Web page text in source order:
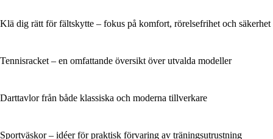
Klä dig rätt för fältskytte – fokus på komfort, rörelsefrihet och säkerhet
Tennisracket – en omfattande översikt över utvalda modeller
Darttavlor från både klassiska och moderna tillverkare
Sportväskor – idéer för praktisk förvaring av träningsutrustning